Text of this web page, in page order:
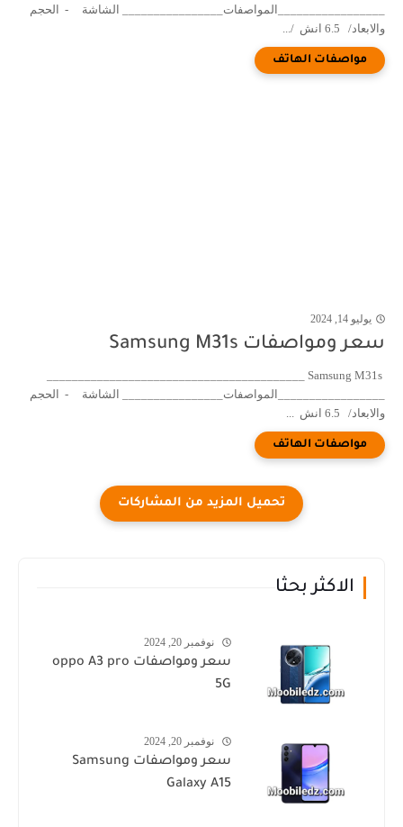
_________________المواصفات________________ الشاشة - الحجم
والابعاد/ 6.5 انش /...
يوليو 14, 2024
سعر ومواصفات Samsung M31s
_________________المواصفات________________ الشاشة - الحجم
والابعاد/ 6.5 انش ...
الاكثر بحثا
نوفمبر 20, 2024
سعر ومواصفات oppo A3 pro
5G
نوفمبر 20, 2024
سعر ومواصفات Samsung
Galaxy A15